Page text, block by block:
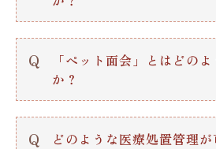
詳細はこちらをご覧くだ
5. 【面談・審査】ご入居
態や介護の必要度を確認
と審査を行います。
6. 【ご契約】面談・審査
ば、ご契約と進みます。
7. 【入居準備】ご契約後
要な家財道具などの準備
す。
お気軽にご相談ください。
費用：１日5,500円（税
A.
原則として、看護師・介
夜勤に入ります。
Q
「ペット面会」とはどの
か？
A.
度です。
Q どのような医療処置管理が